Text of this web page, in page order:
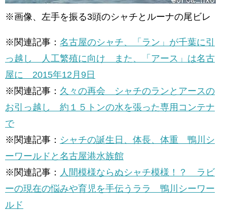
※画像、左手を振る3頭のシャチとルーナの尾ビレ
※関連記事： 名古屋のシャチ、「ラン」が千葉に引
っ越し 人工繁殖に向け また、「アース」は名古
屋に 2015年12月9日
※関連記事： 久々の再会 シャチのランとアースの
お引っ越し 約１５トンの水を張った専用コンテナ
で
※関連記事： シャチの誕生日、体長、体重 鴨川シ
ーワールドと名古屋港水族館
※関連記事： 人間模様ならぬシャチ模様！？ ラビ
ーの現在の悩みや育児を手伝うララ 鴨川シーワー
ルド